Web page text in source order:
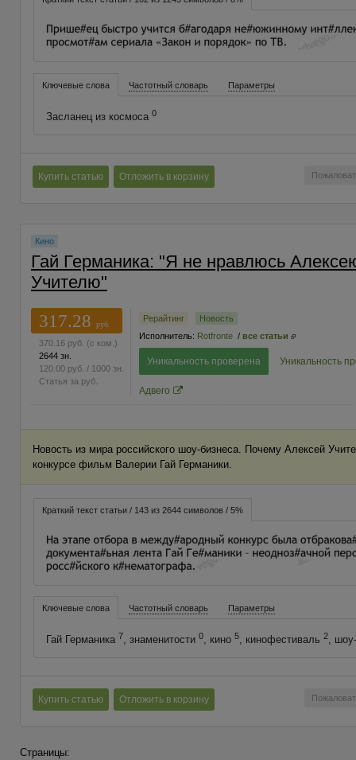
Ключевые слова Частотный словарь Параметры
Засланец из космоса 0
Купить статью Отложить в корзину
Кино
Гай Германика: "Я не нравлюсь
Учителю"
317.28
руб.
370.16 руб. (с ком.)
2644 зн.
120.00 руб. / 1000 зн.
Статья за руб.
Рерайтинг
Новость
Исполнитель: Rotfronte / все статьи
Уникальность проверена Уникальность
Адвего
Новость из мира российского шоу-бизнеса. Почему Алексей
конкурсе фильм Валерии Гай Германики.
Краткий текст статьи / 143 из 2644 символов / 5%
Ключевые слова Частотный словарь Параметры
Гай Германика 7, знаменитости 0, кино 5, кинофестиваль 2,
Купить статью Отложить в корзину
Страницы: